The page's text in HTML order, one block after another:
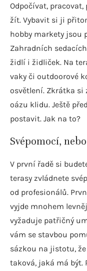
Odpočívat,
žít. Vybavit si ji
hobby markety jsou
Zahradních
židlí i židliček. Na
vaky či outdoorové
osvětlení. Zkrátka si
oázu klidu. Ještě
postavit. Jak na to?
Svépomocí,
V první řadě si
terasy zvládnete
od profesionálů.
vyjde mnohem
vyžaduje patřičný
vám se stavbou
sázkou na jistotu, že
taková, jaká má být.